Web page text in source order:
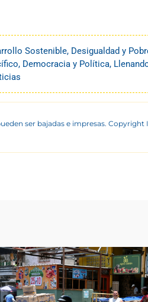
Sostenible, Desigualdad y
, Democracia y Política,
ser bajadas e impresas. Copyright